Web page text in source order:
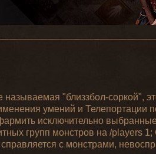
"близзбол-соркой",
умений и Телепортации
исключительно
групп монстров на /players
с монстрами,